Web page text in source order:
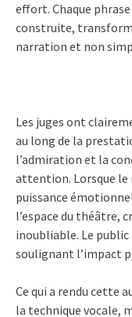
effort. Chaque
construite,
narration et non
Les juges ont
au long de la
l’admiration et la
attention. Lorsque
puissance
l’espace du théâtre,
inoubliable. Le
soulignant l’impact
Ce qui a rendu cette
la technique vocale,